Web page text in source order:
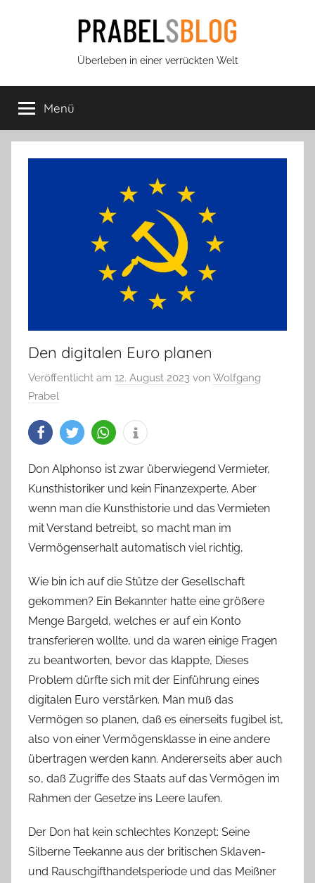
Prabels
Blog
Überleben in einer verrückten Welt
Menü
Den digitalen Euro planen
Veröffentlicht am 12. August 2023 von Wolfgang
Prabel
Don Alphonso ist zwar überwiegend Vermieter,
Kunsthistoriker und kein Finanzexperte. Aber
wenn man die Kunsthistorie und das Vermieten
mit Verstand betreibt, so macht man im
Vermögenserhalt automatisch viel richtig,
Wie bin ich auf die Stütze der Gesellschaft
gekommen? Ein Bekannter hatte eine größere
Menge Bargeld, welches er auf ein Konto
transferieren wollte, und da waren einige Fragen
zu beantworten, bevor das klappte, Dieses
Problem dürfte sich mit der Einführung eines
digitalen Euro verstärken. Man muß das
Vermögen so planen, daß es einerseits fugibel ist,
also von einer Vermögensklasse in eine andere
übertragen werden kann. Andererseits aber auch
so, daß Zugriffe des Staats auf das Vermögen im
Rahmen der Gesetze ins Leere laufen.
Der Don hat kein schlechtes Konzept: Seine
Silberne Teekanne aus der britischen Sklaven-
und Rauschgifthandelsperiode und das Meißner